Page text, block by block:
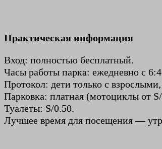
Практическая информация
Вход: полностью бесплатный.
Часы работы парка: ежедневно с
Протокол: дети только с
Парковка: платная (мотоциклы от
Туалеты: S/0.50.
Лучшее время для посещения —